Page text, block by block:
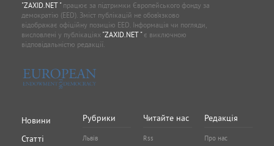
"ZAXID.NET "працює за підтримки Європейського фонду за
демократію (EED). Зміст публікацій не обов’язково
відображає офіційну позицію EED. Інформація чи погляди,
висловлені у публікаціях "ZAXID.NET "є виключною
відповідальністю редакції.
Новини
Статті
Рубрики
Львів
Читайте нас
Rss
Редакція
Про нас